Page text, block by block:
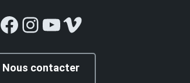
Facebook
Instagram
YouTube
Vimeo
Nous contacter